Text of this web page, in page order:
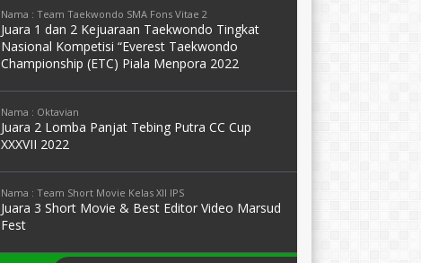
Nama : Team Taekwondo SMA Fons Vitae 2
Juara 1 dan 2 Kejuaraan Taekwondo Tingkat
Nasional Kompetisi “Everest Taekwondo
Championship (ETC) Piala Menpora 2022
Nama : Oktavian
Juara 2 Lomba Panjat Tebing Putra CC Cup
XXXVII 2022
Nama : Team Short Movie Kelas XII IPS
Juara 3 Short Movie & Best Editor Video Marsud
Fest